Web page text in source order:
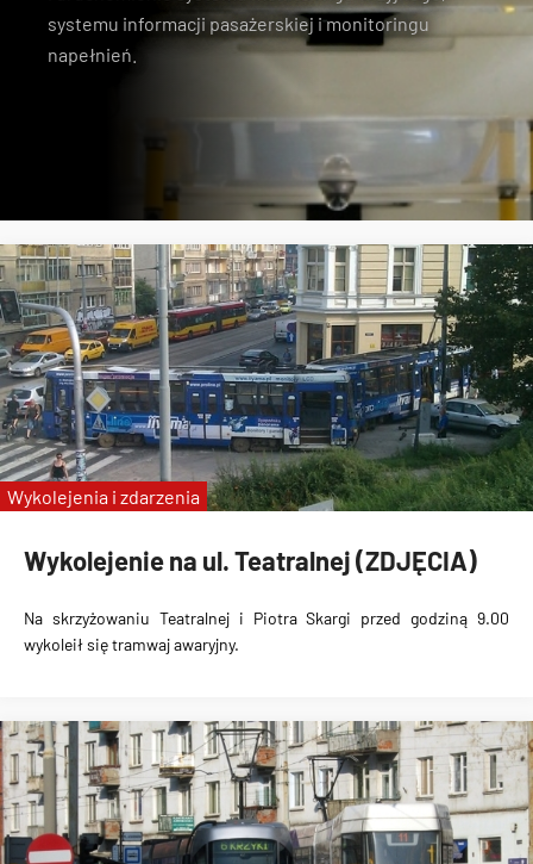
systemu informacji pasażerskiej i monitoringu
napełnień.
Wykolejenie na ul. Teatralnej (ZDJĘCIA)
Na skrzyżowaniu Teatralnej i Piotra Skargi przed godziną 9.00
wykoleił się tramwaj awaryjny.
Wykolejenia i zdarzenia